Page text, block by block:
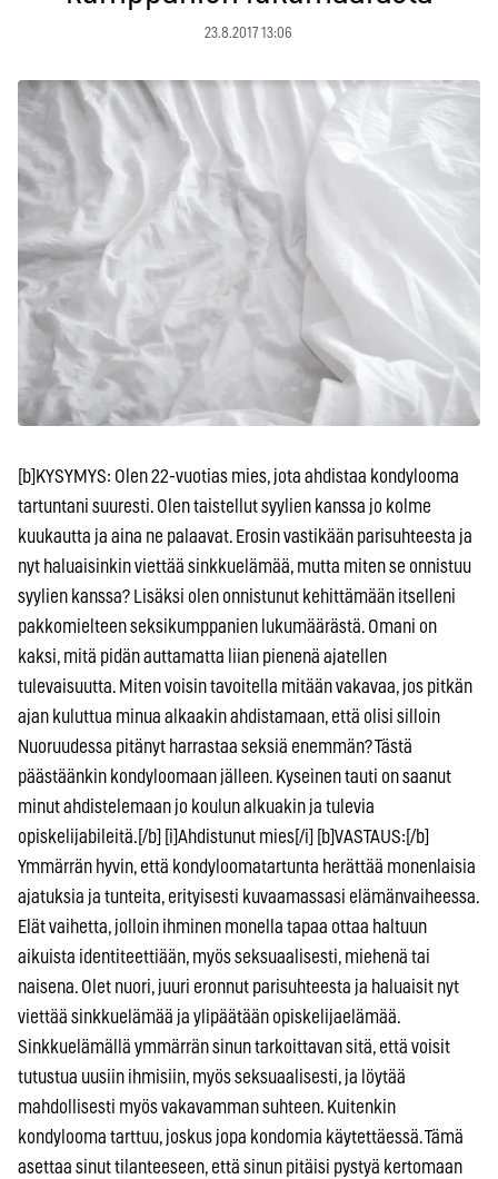
23.8.2017 13:06
[b]KYSYMYS: Olen 22-vuotias mies, jota ahdistaa kondylooma
tartuntani suuresti. Olen taistellut syylien kanssa jo kolme
kuukautta ja aina ne palaavat. Erosin vastikään parisuhteesta ja
nyt haluaisinkin viettää sinkkuelämää, mutta miten se onnistuu
syylien kanssa? Lisäksi olen onnistunut kehittämään itselleni
pakkomielteen seksikumppanien lukumäärästä. Omani on
kaksi, mitä pidän auttamatta liian pienenä ajatellen
tulevaisuutta. Miten voisin tavoitella mitään vakavaa, jos pitkän
ajan kuluttua minua alkaakin ahdistamaan, että olisi silloin
Nuoruudessa pitänyt harrastaa seksiä enemmän? Tästä
päästäänkin kondyloomaan jälleen. Kyseinen tauti on saanut
minut ahdistelemaan jo koulun alkuakin ja tulevia
opiskelijabileitä.[/b] [i]Ahdistunut mies[/i] [b]VASTAUS:[/b]
Ymmärrän hyvin, että kondyloomatartunta herättää monenlaisia
ajatuksia ja tunteita, erityisesti kuvaamassasi elämänvaiheessa.
Elät vaihetta, jolloin ihminen monella tapaa ottaa haltuun
aikuista identiteettiään, myös seksuaalisesti, miehenä tai
naisena. Olet nuori, juuri eronnut parisuhteesta ja haluaisit nyt
viettää sinkkuelämää ja ylipäätään opiskelijaelämää.
Sinkkuelämällä ymmärrän sinun tarkoittavan sitä, että voisit
tutustua uusiin ihmisiin, myös seksuaalisesti, ja löytää
mahdollisesti myös vakavamman suhteen. Kuitenkin
kondylooma tarttuu, joskus jopa kondomia käytettäessä. Tämä
asettaa sinut tilanteeseen, että sinun pitäisi pystyä kertomaan